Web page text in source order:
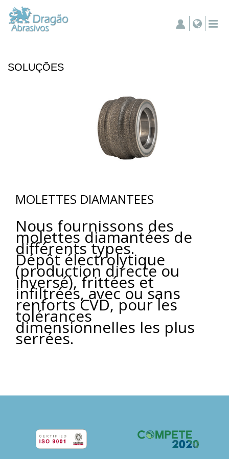
SOLUÇÕES
MOLETTES DIAMANTEES
Nous fournissons des
molettes diamantées de
différents types.
Dépôt électrolytique
(production directe ou
inversé), frittées et
infiltrées, avec ou sans
renforts CVD, pour les
tolérances
dimensionnelles les plus
serrées.